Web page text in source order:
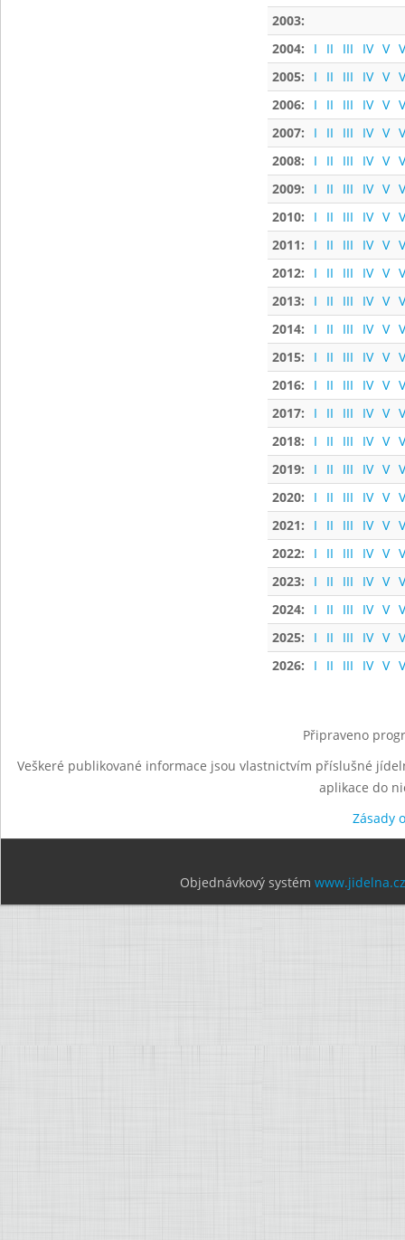
2003:
2004:
I II III IV V
2005:
I II III IV V
2006:
I II III IV V
2007:
I II III IV V
2008:
I II III IV V
2009:
I II III IV V
2010:
I II III IV V
2011:
I II III IV V
2012:
I II III IV V
2013:
I II III IV V
2014:
I II III IV V
2015:
I II III IV V
2016:
I II III IV V
2017:
I II III IV V
2018:
I II III IV V
2019:
I II III IV V
2020:
I II III IV V
2021:
I II III IV V
2022:
I II III IV V
2023:
I II III IV V
2024:
I II III IV V
2025:
I II III IV V
2026:
I II III IV V
Připraveno
Veškeré publikované informace jsou vlastnictvím příslušné
aplikace do
Zásady
Objednávkový systém www.jidelna.cz